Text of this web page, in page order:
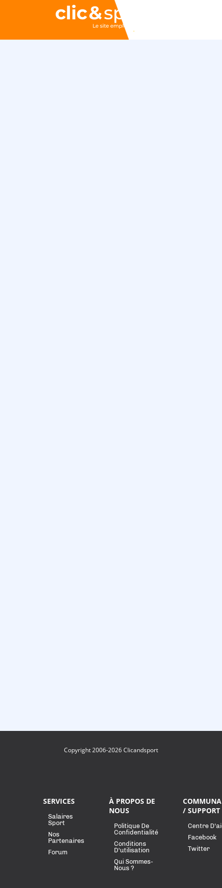
Copyright 2006-2026 Clicandsport
SERVICES
Salaires
Sport
Nos
Partenaires
Forum
À PROPOS DE
NOUS
Politique De
Confidentialité
Conditions
D'utilisation
Qui Sommes-
Nous ?
/ SUPPORT
Centre
Facebook
Twitter